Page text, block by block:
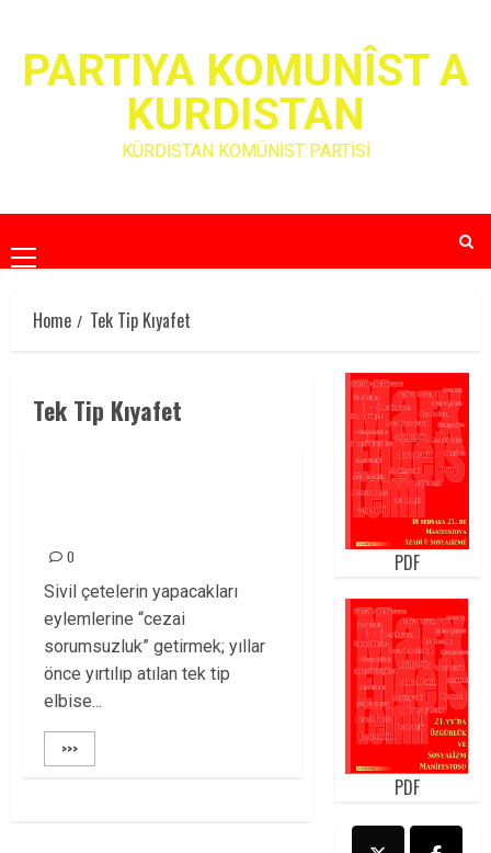
contentPARTIYA KOMUNÎST A
KURDISTAN
KÜRDİSTAN KOMÜNİST PARTİSİ
Primary
Menu
Home
Tek Tip Kıyafet
Tek Tip Kıyafet
0
Sivil çetelerin yapacakları
eylemlerine “cezai
sorumsuzluk” getirmek; yıllar
önce yırtılıp atılan tek tip
elbise...
>>>
PDF
PDF